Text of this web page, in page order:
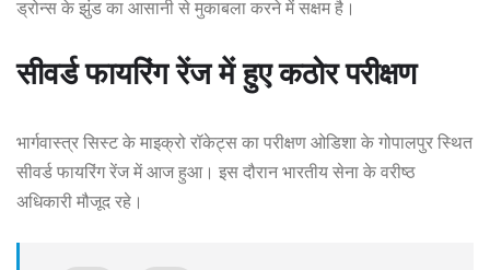
ड्रोन्स के झुंड का आसानी से मुकाबला करने में सक्षम है।
सीवर्ड फायरिंग रेंज में हुए कठोर परीक्षण
भार्गवास्त्र सिस्ट के माइक्रो रॉकेट्स का परीक्षण ओडिशा के गोपालपुर स्थित
सीवर्ड फायरिंग रेंज में आज हुआ। इस दौरान भारतीय सेना के वरीष्ठ
अधिकारी मौजूद रहे।